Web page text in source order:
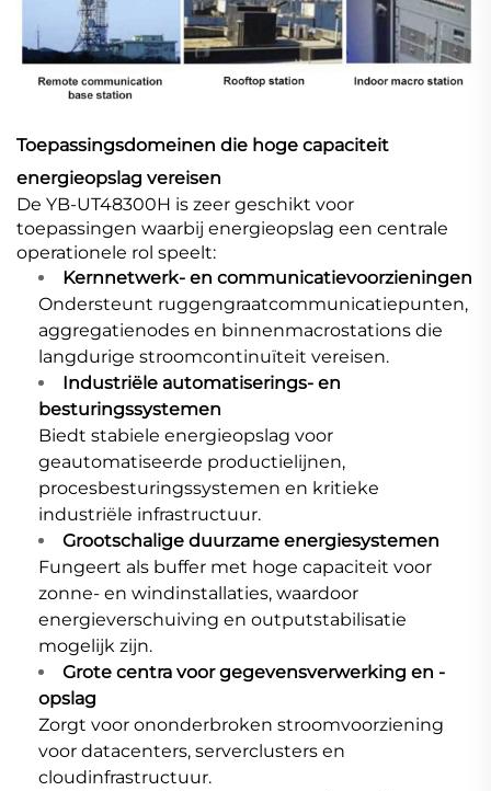
Toepassingsdomeinen die hoge capaciteit
energieopslag vereisen
De YB-UT48300H is zeer geschikt voor
toepassingen waarbij energieopslag een centrale
operationele rol speelt:
Kernnetwerk- en communicatievoorzieningen
Ondersteunt ruggengraatcommunicatiepunten,
aggregatienodes en binnenmacrostations die
langdurige stroomcontinuïteit vereisen.
Industriële automatiserings- en
besturingssystemen
Biedt stabiele energieopslag voor
geautomatiseerde productielijnen,
procesbesturingssystemen en kritieke
industriële infrastructuur.
Grootschalige duurzame energiesystemen
Fungeert als buffer met hoge capaciteit voor
zonne- en windinstallaties, waardoor
energieverschuiving en outputstabilisatie
mogelijk zijn.
Grote centra voor gegevensverwerking en -
opslag
Zorgt voor ononderbroken stroomvoorziening
voor datacenters, serverclusters en
cloudinfrastructuur.